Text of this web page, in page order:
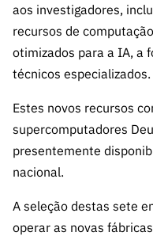
aos investigadores,
recursos de
otimizados para a IA, a
técnicos especializados.
Estes novos recursos
supercomputadores
presentemente
nacional.
A seleção destas sete
operar as novas